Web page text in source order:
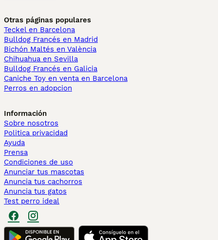
Otras páginas populares
Teckel en Barcelona
Bulldog Francés en Madrid
Bichón Maltés en València
Chihuahua en Sevilla
Bulldog Francés en Galicia
Caniche Toy en venta en Barcelona
Perros en adopcion
Información
Sobre nosotros
Politica privacidad
Ayuda
Prensa
Condiciones de uso
Anunciar tus mascotas
Anuncia tus cachorros
Anuncia tus gatos
Test perro ideal